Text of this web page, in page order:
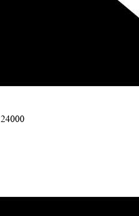
24000